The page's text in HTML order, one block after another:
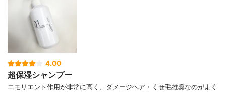
4.00
超保湿シャンプー
エモリエント作用が非常に高く、ダメージヘア・くせ毛推奨なのがよく